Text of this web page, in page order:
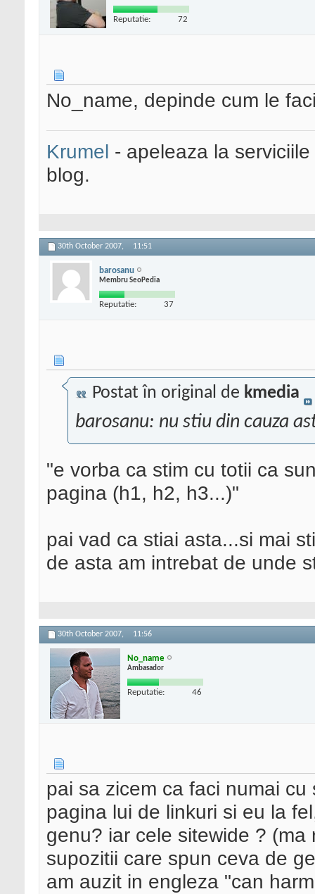
Reputatie: 72
No_name, depinde cum le
Krumel - apeleaza la
blog.
30th October 2007, 11:51
barosanu
Membru SeoPedia
Reputatie: 37
Postat în original de kmedia
barosanu: nu stiu din cauza
"e vorba ca stim cu totii ca
pagina (h1, h2, h3...)"
pai vad ca stiai asta...si mai
de asta am intrebat de unde
30th October 2007, 11:56
No_name
Ambasador
Reputatie: 46
pai sa zicem ca faci numai
pagina lui de linkuri si eu la
genu? iar cele sitewide ?
supozitii care spun ceva de
am auzit in engleza "can